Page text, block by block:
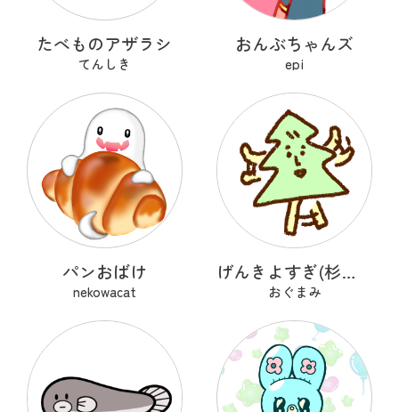
たべものアザラシ
てんしき
おんぶちゃんズ
epi
パンおばけ
nekowacat
げんきよすぎ(杉の木)
おぐまみ